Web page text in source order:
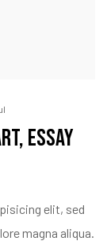
Essay
elit, sed
magna aliqua.